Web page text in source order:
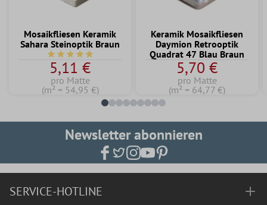
Mosaikfliesen Keramik
Sahara Steinoptik Braun
Durchschnittliche Bewertung von 4.6 von 5 Sternen
5,11 €
pro Matte
(m² = 54,95 €)
Keramik Mosaikfliesen
Daymion Retrooptik
Quadrat 47 Blau Braun
5,70 €
pro Matte
(m² = 64,77 €)
Newsletter abonnieren
SERVICE-HOTLINE